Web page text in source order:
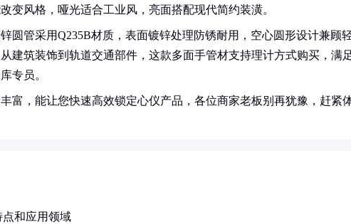
变风格，哑光适合工业风，亮面搭配现代简约装潢。
圆管采用Q235B材质，表面镀锌处理防锈耐用，空心圆形设计兼顾
建筑装饰到轨道交通部件，这款多面手管材支持理计方式购买，满
专员。
富，能让您快速高效锁定心仪产品，各位商家老板别再犹豫，赶紧
和应用领域